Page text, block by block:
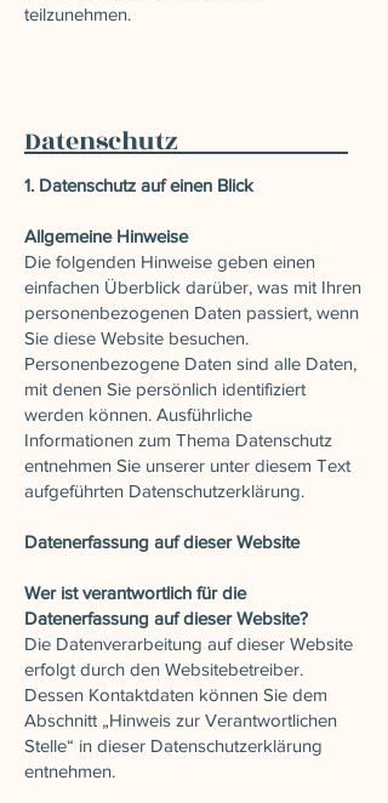
teilzunehmen.
Datenschutz
1. Datenschutz auf einen Blick
Allgemeine Hinweise
Die folgenden Hinweise geben einen
einfachen Überblick darüber, was mit Ihren
personenbezogenen Daten passiert, wenn
Sie diese Website besuchen.
Personenbezogene Daten sind alle Daten,
mit denen Sie persönlich identifiziert
werden können. Ausführliche
Informationen zum Thema Datenschutz
entnehmen Sie unserer unter diesem Text
aufgeführten Datenschutzerklärung.
Datenerfassung auf dieser Website
Wer ist verantwortlich für die
Datenerfassung auf dieser Website?
Die Datenverarbeitung auf dieser Website
erfolgt durch den Websitebetreiber.
Dessen Kontaktdaten können Sie dem
Abschnitt „Hinweis zur Verantwortlichen
Stelle“ in dieser Datenschutzerklärung
entnehmen.